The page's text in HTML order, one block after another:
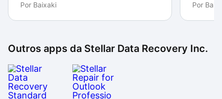
O programa, que está agora disponível em português,
é simples de ser utilizado. As opções estão
do computador pode ser feito com poucos cliques.
Por Baixaki Por
Outros apps da Stellar Data Recovery Inc.